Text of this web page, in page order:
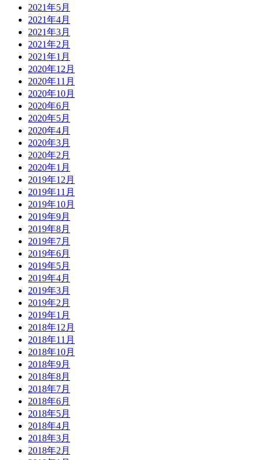
2021年5月
2021年4月
2021年3月
2021年2月
2021年1月
2020年12月
2020年11月
2020年10月
2020年6月
2020年5月
2020年4月
2020年3月
2020年2月
2020年1月
2019年12月
2019年11月
2019年10月
2019年9月
2019年8月
2019年7月
2019年6月
2019年5月
2019年4月
2019年3月
2019年2月
2019年1月
2018年12月
2018年11月
2018年10月
2018年9月
2018年8月
2018年7月
2018年6月
2018年5月
2018年4月
2018年3月
2018年2月